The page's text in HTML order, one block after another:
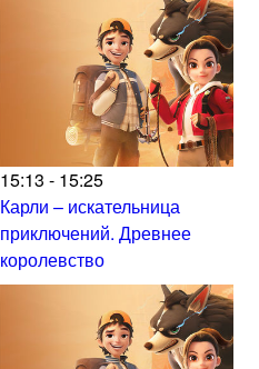
15:13 - 15:25
Карли – искательница
приключений. Древнее
королевство